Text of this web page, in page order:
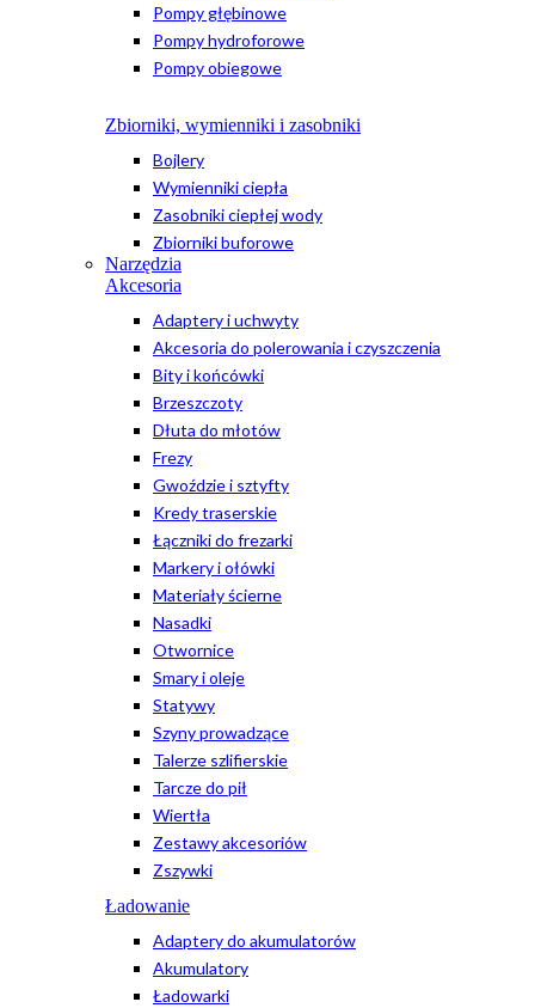
Pompy głębinowe
Pompy hydroforowe
Pompy obiegowe
Zbiorniki, wymienniki i zasobniki
Bojlery
Wymienniki ciepła
Zasobniki ciepłej wody
Zbiorniki buforowe
Narzędzia
Akcesoria
Adaptery i uchwyty
Akcesoria do polerowania i czyszczenia
Bity i końcówki
Brzeszczoty
Dłuta do młotów
Frezy
Gwoździe i sztyfty
Kredy traserskie
Łączniki do frezarki
Markery i ołówki
Materiały ścierne
Nasadki
Otwornice
Smary i oleje
Statywy
Szyny prowadzące
Talerze szlifierskie
Tarcze do pił
Wiertła
Zestawy akcesoriów
Zszywki
Ładowanie
Adaptery do akumulatorów
Akumulatory
Ładowarki